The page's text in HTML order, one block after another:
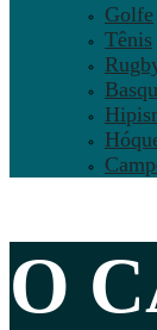
Golfe
Tênis
O